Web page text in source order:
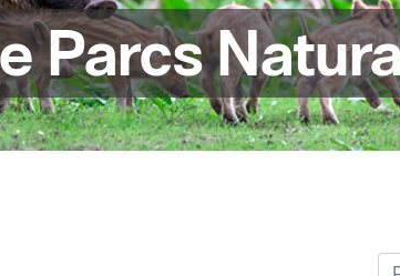
Parcs